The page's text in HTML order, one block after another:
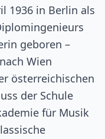
1936 in Berlin als
geboren –
Wien
österreichischen
der Schule
für Musik